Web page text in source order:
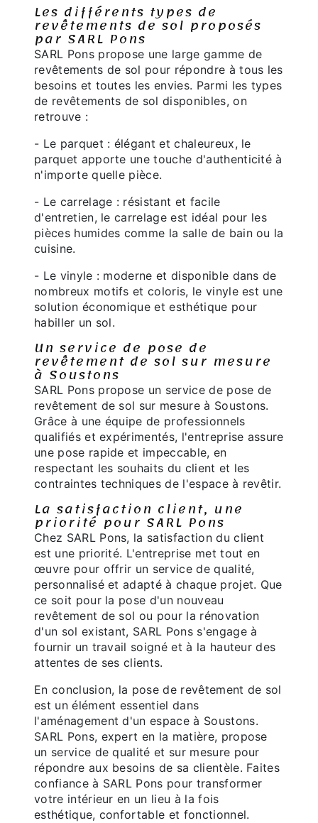
Les différents types de
revêtements de sol proposés
par SARL Pons
SARL Pons propose une large gamme de
revêtements de sol pour répondre à tous les
besoins et toutes les envies. Parmi les types
de revêtements de sol disponibles, on
retrouve :
- Le parquet : élégant et chaleureux, le
parquet apporte une touche d'authenticité à
n'importe quelle pièce.
- Le carrelage : résistant et facile
d'entretien, le carrelage est idéal pour les
pièces humides comme la salle de bain ou la
cuisine.
- Le vinyle : moderne et disponible dans de
nombreux motifs et coloris, le vinyle est une
solution économique et esthétique pour
habiller un sol.
Un service de pose de
revêtement de sol sur mesure
à Soustons
SARL Pons propose un service de pose de
revêtement de sol sur mesure à Soustons.
Grâce à une équipe de professionnels
qualifiés et expérimentés, l'entreprise assure
une pose rapide et impeccable, en
respectant les souhaits du client et les
contraintes techniques de l'espace à revêtir.
La satisfaction client, une
priorité pour SARL Pons
Chez SARL Pons, la satisfaction du client
est une priorité. L'entreprise met tout en
œuvre pour offrir un service de qualité,
personnalisé et adapté à chaque projet. Que
ce soit pour la pose d'un nouveau
revêtement de sol ou pour la rénovation
d'un sol existant, SARL Pons s'engage à
fournir un travail soigné et à la hauteur des
attentes de ses clients.
En conclusion, la pose de revêtement de sol
est un élément essentiel dans
l'aménagement d'un espace à Soustons.
SARL Pons, expert en la matière, propose
un service de qualité et sur mesure pour
répondre aux besoins de sa clientèle. Faites
confiance à SARL Pons pour transformer
votre intérieur en un lieu à la fois
esthétique, confortable et fonctionnel.